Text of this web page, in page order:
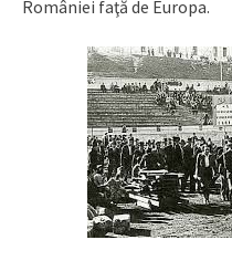
României faţă de Europa.